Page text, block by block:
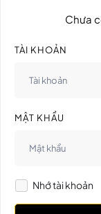
Chưa
TÀI KHOẢN
MẬT KHẨU
Nhớ tài khoản